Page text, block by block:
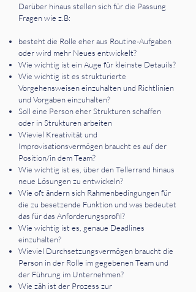
Darüber hinaus stellen sich für die Passung
Fragen wie z.B:
besteht die Rolle eher aus Routine-Aufgaben
oder wird mehr Neues entwickelt?
Wie wichtig ist ein Auge für kleinste Detauils?
Wie wichtig ist es strukturierte
Vorgehensweisen einzuhalten und Richtlinien
und Vorgaben einzuhalten?
Soll eine Person eher Strukturen schaffen
oder in Strukturen arbeiten
Wieviel Kreativität und
Improvisationsvermögen braucht es auf der
Position/in dem Team?
Wie wichtig ist es, über den Tellerrand hinaus
neue Lösungen zu entwickeln?
Wie oft ändern sich Rahmenbedingungen für
die zu besetzende Funktion und was bedeutet
das für das Anforderungsprofil?
Wie wichtig ist es, genaue Deadlines
einzuhalten?
Wieviel Durchsetzungsvermögen braucht die
Person in der Rolle im gegebenen Team und
der Führung im Unternehmen?
Wie zäh ist der Prozess zur